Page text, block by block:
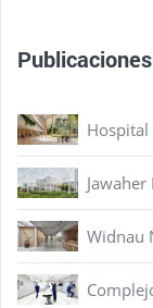
Hospital
Widnau